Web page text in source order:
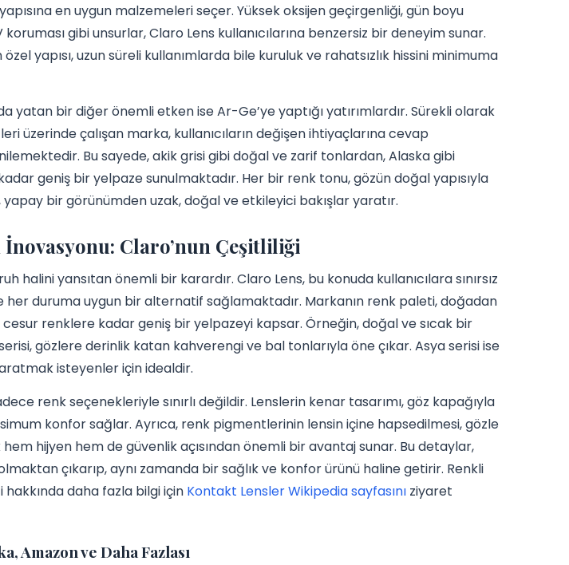
en uygun malzemeleri seçer. Yüksek oksijen geçirgenliği, gün boyu
gibi unsurlar, Claro Lens kullanıcılarına benzersiz bir deneyim sunar.
yapısı, uzun süreli kullanımlarda bile kuruluk ve rahatsızlık hissini minimuma
yatan bir diğer önemli etken ise Ar-Ge’ye yaptığı yatırımlardır. Sürekli olarak
üzerinde çalışan marka, kullanıcıların değişen ihtiyaçlarına cevap
Bu sayede, akik grisi gibi doğal ve zarif tonlardan, Alaska gibi
geniş bir yelpaze sunulmaktadır. Her bir renk tonu, gözün doğal yapısıyla
bir görünümden uzak, doğal ve etkileyici bakışlar yaratır.
İnovasyonu: Claro’nun Çeşitliliği
halini yansıtan önemli bir karardır. Claro Lens, bu konuda kullanıcılara sınırsız
her duruma uygun bir alternatif sağlamaktadır. Markanın renk paleti, doğadan
renklere kadar geniş bir yelpazeyi kapsar. Örneğin, doğal ve sıcak bir
gözlere derinlik katan kahverengi ve bal tonlarıyla öne çıkar. Asya serisi ise
isteyenler için idealdir.
renk seçenekleriyle sınırlı değildir. Lenslerin kenar tasarımı, göz kapağıyla
konfor sağlar. Ayrıca, renk pigmentlerinin lensin içine hapsedilmesi, gözle
hijyen hem de güvenlik açısından önemli bir avantaj sunar. Bu detaylar,
çıkarıp, aynı zamanda bir sağlık ve konfor ürünü haline getirir. Renkli
hakkında daha fazla bilgi için Kontakt Lensler Wikipedia sayfasını ziyaret
Amazon ve Daha Fazlası